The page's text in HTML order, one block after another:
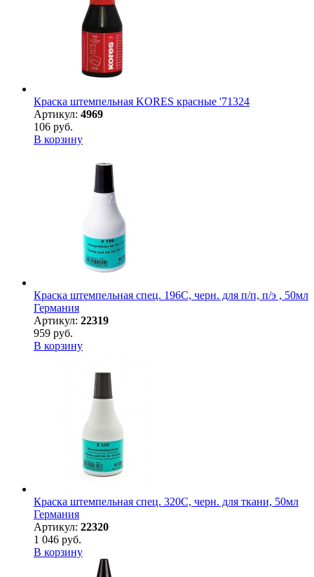
Краска штемпельная KORES красные '71324
Артикул: 4969
106 руб.
В корзину
Краска штемпельная спец. 196С, черн. для п/п, п/э , 50мл
Германия
Артикул: 22319
959 руб.
В корзину
Краска штемпельная спец. 320С, черн. для ткани, 50мл
Германия
Артикул: 22320
1 046 руб.
В корзину